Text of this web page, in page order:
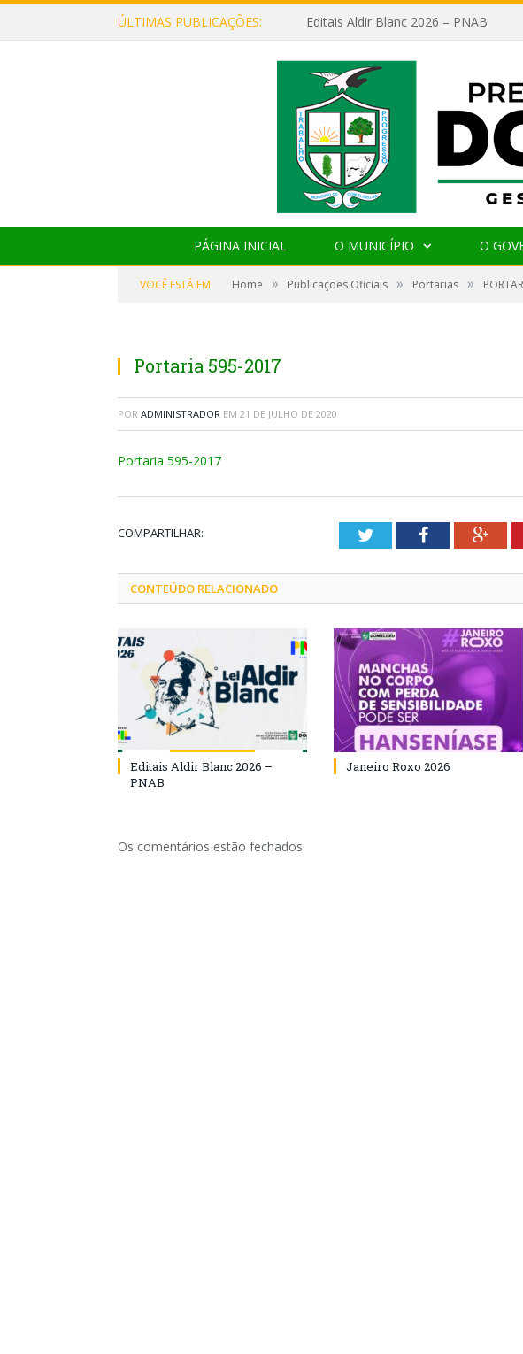
ÚLTIMAS PUBLICAÇÕES: Editais Aldir Blanc 2026 – PNAB
PÁGINA INICIAL O MUNICÍPIO O
VOCÊ ESTÁ EM: Home » Publicações Oficiais » Portarias »
Portaria 595-2017
POR ADMINISTRADOR EM 21 DE JULHO DE 2020
Portaria 595-2017
COMPARTILHAR: TwitterFacebook
CONTEÚDO RELACIONADO
Editais Aldir Blanc 2026 –
PNAB
Janeiro Roxo 2026
Os comentários estão fechados.